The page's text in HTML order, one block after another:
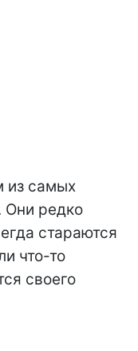
из самых
Они редко
стараются
что-то
своего